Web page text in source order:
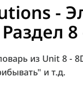
-
Раздел 8
из Unit 8 -
и т.д.